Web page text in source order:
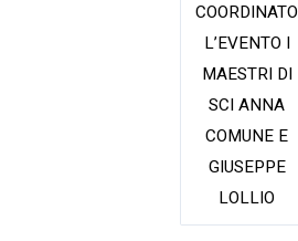
COORDINATO
L’EVENTO I
MAESTRI DI
SCI ANNA
COMUNE E
GIUSEPPE
LOLLIO